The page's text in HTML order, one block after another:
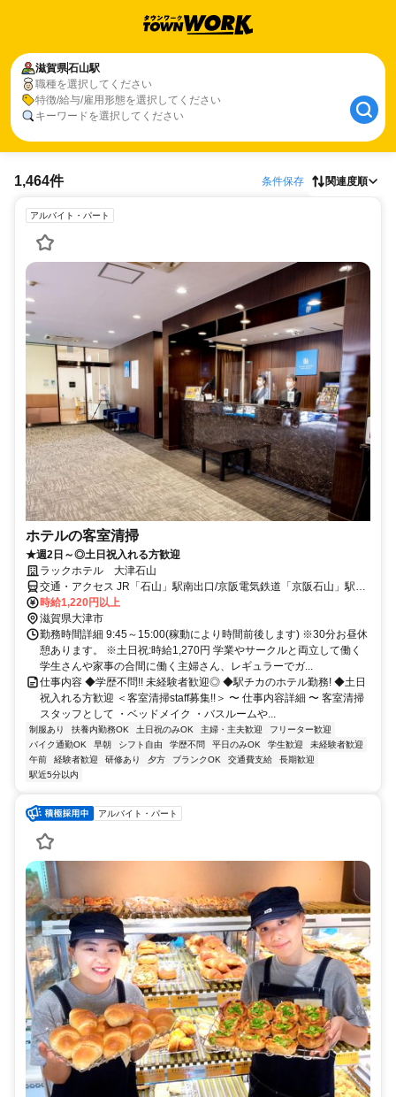
滋賀県石山駅
職種を選択してください
特徴/給与/雇用形態を選択してください
キーワードを選択してください
1,464件 条件保存 関連度順
アルバイト・パート
ホテルの客室清掃
★週2日～◎土日祝入れる方歓迎
ラックホテル 大津石山
交通・アクセス JR「石山」駅南出口/京阪電気鉄道「京阪石山」駅よ
り徒歩1分
時給1,220円以上
滋賀県大津市
勤務時間詳細 9:45～15:00(稼動により時間前後します) ※30分お昼休
憩あります。 ※土日祝:時給1,270円 学業やサークルと両立して働く
学生さんや家事の合間に働く主婦さん、レギュラーでガ...
仕事内容 ◆学歴不問!! 未経験者歓迎◎ ◆駅チカのホテル勤務! ◆土日
祝入れる方歓迎 ＜客室清掃staff募集!!＞ 〜 仕事内容詳細 〜 客室清掃
スタッフとして ・ベッドメイク ・バスルームや...
制服あり 扶養内勤務OK 土日祝のみOK 主婦・主夫歓迎
フリーター歓迎
バイク通勤OK
早朝 シフト自由 学歴不問 平日のみOK 学生歓迎
未経験者歓迎
午前
経験者歓迎 研修あり 夕方 ブランクOK 交通費支給
長期歓迎
駅近5分以内
アルバイト・パート